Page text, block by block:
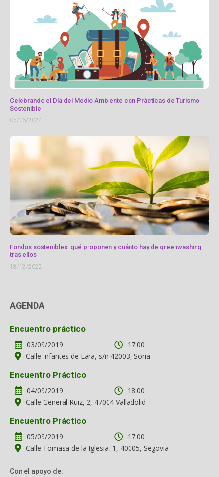
Celebrando el Día del Medio Ambiente con Prácticas de Turismo
Sostenible
05/06/2024
Fondos sostenibles: qué proponen y cuánto hay de greenwashing
tras ellos
18/12/2022
AGENDA
Encuentro práctico
03/09/2019
17:00
Calle Infantes de Lara, s/n 42003, Soria
Encuentro Práctico
04/09/2019
18:00
Calle General Ruiz, 2, 47004 Valladolid
Encuentro Práctico
05/09/2019
17:00
Calle Tomasa de la Iglesia, 1, 40005, Segovia
Con el apoyo de: